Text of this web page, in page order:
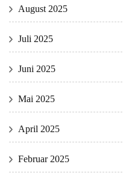
August 2025
Juli 2025
Juni 2025
Mai 2025
April 2025
Februar 2025